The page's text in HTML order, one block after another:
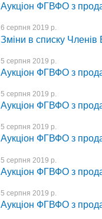
Аукціон ФГВФО з
6 серпня 2019 р.
Зміни в списку Членів
5 серпня 2019 р.
Аукціон ФГВФО з
5 серпня 2019 р.
Аукціон ФГВФО з
5 серпня 2019 р.
Аукціон ФГВФО з
5 серпня 2019 р.
Аукціон ФГВФО з
5 серпня 2019 р.
Аукціон ФГВФО з